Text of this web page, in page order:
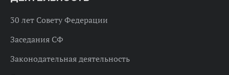
30 лет Совету Федерации
Заседания СФ
Законодательная деятельность